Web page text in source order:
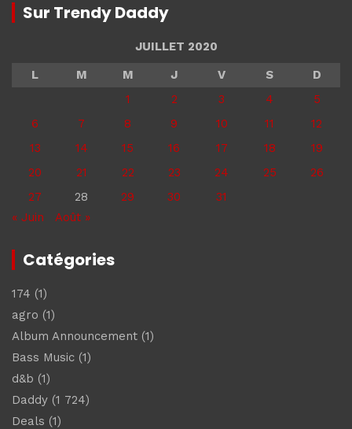
Sur Trendy Daddy
JUILLET 2020
L
M M J V S
D
1
2 3 4
5
6
7 8 9 10 11
12
13
14 15 16 17 18
19
20
21 22 23 24 25
26
27
28 29 30
31
« Juin
Août »
Catégories
174 (1)
agro (1)
Album Announcement (1)
Bass Music (1)
d&b (1)
Daddy (1 724)
Deals (1)